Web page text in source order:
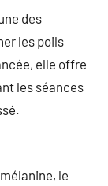
des
les poils
elle offre
les séances
le